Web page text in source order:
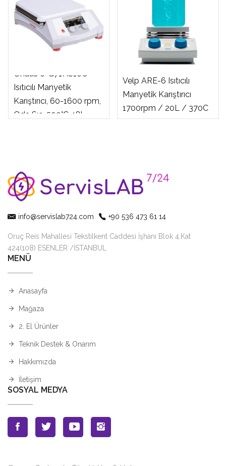
Ohaus e-G71HS10C
Isıtıcılı Manyetik
Karıştırıcı, 60-1600 rpm,
Oda Sıc-500°C, 18l
Velp ARE-6 Isıtıcılı
Manyetik Karıştırıcı
1700rpm / 20L / 370C
info@servislab724.com +90 536 473 61 14
Oruç Reis Mahallesi Tekstilkent Caddesi İşhanı Blok 4.Kat
424(108) ESENLER /İSTANBUL
MENÜ
Anasayfa
Mağaza
2. El Ürünler
Teknik Destek & Onarım
Hakkımızda
İletişim
SOSYAL MEDYA